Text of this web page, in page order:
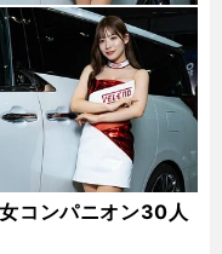
コンパニオン30人